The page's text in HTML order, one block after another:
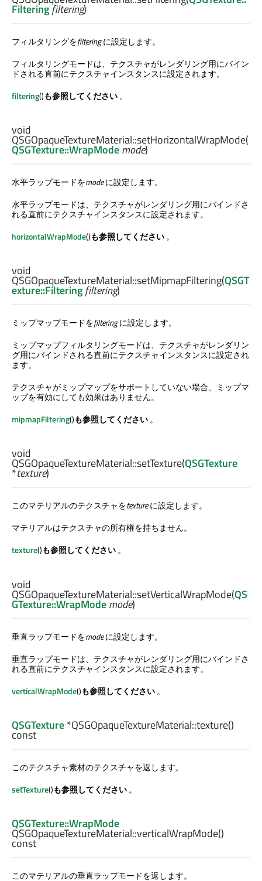
Filteringfiltering)
フィルタリングをfilteringに設定します。
フィルタリングモードは、テクスチャがレンダリング用にバイン
ドされる直前にテクスチャインスタンスに設定されます。
filtering()も参照してください。
void
QSGOpaqueTextureMaterial::setHorizontalWrapMode(
QSGTexture::WrapModemode)
水平ラップモードをmodeに設定します。
水平ラップモードは、テクスチャがレンダリング用にバインドさ
れる直前にテクスチャインスタンスに設定されます。
horizontalWrapMode()も参照してください。
void
QSGOpaqueTextureMaterial::setMipmapFiltering(QSGT
exture::Filteringfiltering)
ミップマップモードをfilteringに設定します。
ミップマップフィルタリングモードは、テクスチャがレンダリン
グ用にバインドされる直前にテクスチャインスタンスに設定され
ます。
テクスチャがミップマップをサポートしていない場合、ミップマ
ップを有効にしても効果はありません。
mipmapFiltering()も参照してください。
void
QSGOpaqueTextureMaterial::setTexture(QSGTexture
*texture)
このマテリアルのテクスチャをtextureに設定します。
マテリアルはテクスチャの所有権を持ちません。
texture()も参照してください。
void
QSGOpaqueTextureMaterial::setVerticalWrapMode(QS
GTexture::WrapModemode)
垂直ラップモードをmodeに設定します。
垂直ラップモードは、テクスチャがレンダリング用にバインドさ
れる直前にテクスチャインスタンスに設定されます。
verticalWrapMode()も参照してください。
QSGTexture*QSGOpaqueTextureMaterial::texture()
const
このテクスチャ素材のテクスチャを返します。
setTexture()も参照してください。
QSGTexture::WrapMode
QSGOpaqueTextureMaterial::verticalWrapMode()
const
このマテリアルの垂直ラップモードを返します。